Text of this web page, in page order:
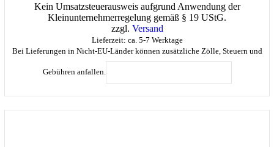
Kein Umsatzsteuerausweis aufgrund Anwendung der
Kleinunternehmerregelung gemäß § 19 UStG.
zzgl. Versand
Lieferzeit: ca. 5-7 Werktage
Bei Lieferungen in Nicht-EU-Länder können zusätzliche Zölle, Steuern und
Gebühren anfallen.
Dieses
weist
mehrere